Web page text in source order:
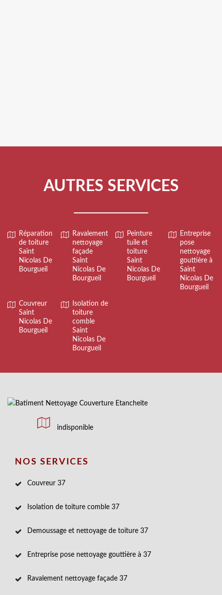
AUTRES SERVICES
Réparation
de toiture
Saint
Nicolas De
Bourgueil
Ravalement
nettoyage
façade
Saint
Nicolas De
Bourgueil
Peinture
tuile et
toiture
Saint
Nicolas De
Bourgueil
Entreprise
pose
nettoyage
gouttière à
Saint
Nicolas De
Bourgueil
Couvreur
Saint
Nicolas De
Bourgueil
Isolation de
toiture
comble
Saint
Nicolas De
Bourgueil
indisponible
NOS SERVICES
Couvreur 37
Isolation de toiture comble 37
Demoussage et nettoyage de toiture 37
Entreprise pose nettoyage gouttière à 37
Ravalement nettoyage façade 37